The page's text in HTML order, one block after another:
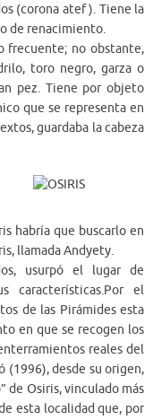
(corona atef ). Tiene la
de renacimiento.
frecuente; no obstante,
toro negro, garza o
pez. Tiene por objeto
que se representa en
guardaba la cabeza
habría que buscarlo en
llamada Andyety.
usurpó el lugar de
características.Por el
de las Pirámides esta
en que se recogen los
reales del
(1996), desde su origen,
de Osiris, vinculado más
esta localidad que, por